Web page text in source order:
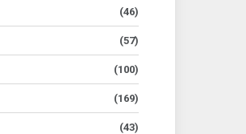
(46)
(57)
(100)
(169)
(43)